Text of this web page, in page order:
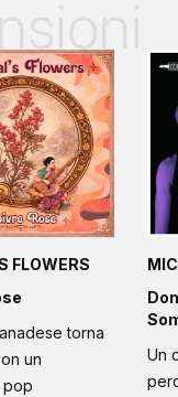
FLOWERS
torna
un
pop
Un